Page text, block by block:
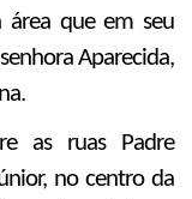
área que em seu
Aparecida,
as ruas Padre
no centro da